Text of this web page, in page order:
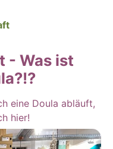
- Was ist
eine Doula abläuft,
hier!